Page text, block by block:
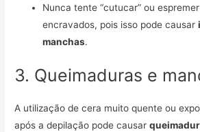
Nunca tente “cutucar” ou
encravados, pois isso pode causar
manchas.
3. Queimaduras e
A utilização de cera muito quente ou
após a depilação pode causar